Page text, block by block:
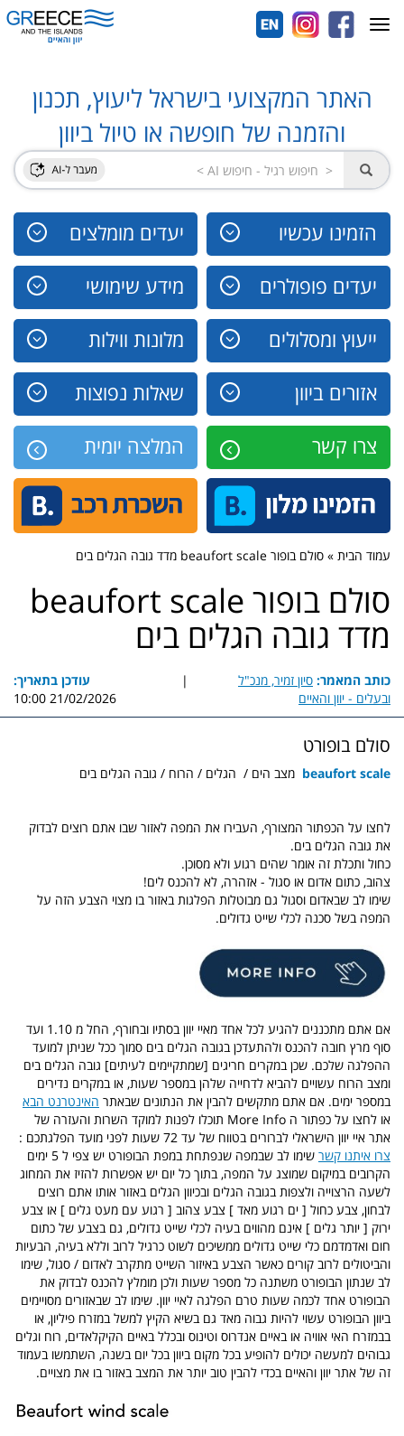
האתר המקצועי בישראל ליעוץ, תכנון
והזמנה של חופשה או טיול ביוון
הזמינו עכשיו יעדים מומלצים
יעדים פופולרים מידע שימושי
ייעוץ ומסלולים מלונות ווילות
אזורים ביוון שאלות נפוצות
צרו קשר המלצה יומית
Toggle
navigation
עמוד הבית » סולם בופור beaufort scale מדד גובה הגלים בים
סולם בופור beaufort scale
מדד גובה הגלים בים
כותב המאמר: סיון זמיר, מנכ"ל
ובעלים - יוון והאיים
|
עודכן בתאריך:
21/02/2026 10:00
סולם בופורט
beaufort scale מצב הים / הגלים / הרוח / גובה הגלים בים
לחצו על הכפתור המצורף, העבירו את המפה לאזור שבו אתם רוצים לבדוק
את גובה הגלים בים.
כחול ותכלת זה אומר שהים רגוע ולא מסוכן.
צהוב, כתום אדום או סגול - אזהרה, לא להכנס לים!
שימו לב שבאדום וסגול גם מבוטלות הפלגות באזור בו מצוי הצבע הזה על
המפה בשל סכנה לכלי שייט גדולים.
אם אתם מתכננים להגיע לכל אחד מאיי יוון בסתיו ובחורף, החל מ 1.10 ועד
סוף מרץ חובה להכנס ולהתעדכן בגובה הגלים בים סמוך ככל שניתן למועד
ההפלגה שלכם. שכן במקרים חריגים [שמתקיימים לעיתים] גובה הגלים בים
ומצב הרוח עשויים להביא לדחייה שלהן במספר שעות, או במקרים נדירים
במספר ימים. אם אתם מתקשים להבין את הנתונים שבאתר האינטרנט הבא
או לחצו על כפתור ה More Info תוכלו לפנות למוקד השרות והעזרה של
אתר איי יוון הישראלי לברורים בטווח של עד 72 שעות לפני מועד הפלגתכם :
צרו איתנו קשר
שימו לב שבמפה שנפתחת במפת הבופורט יש צפי ל 5 ימים
הקרובים במיקום שמוצג על המפה, בתוך כל יום יש אפשרות להזיז את המחוג
לשעה הרצוייה ולצפות בגובה הגלים ובכיוון הגלים באזור אותו אתם רוצים
לבחון, צבע כחול [ ים רגוע מאד ] צבע צהוב [ רגוע עם מעט גלים ] או צבע
ירוק [ יותר גלים ] אינם מהווים בעיה לכלי שייט גדולים, גם בצבע של כתום
חום ואדמדמם כלי שייט גדולים ממשיכים לשוט כרגיל לרוב וללא בעיה, הבעיות
והביטולים לרוב קורים כאשר הצבע באיזור השייט מתקרב לאדום / סגול, שימו
לב שנתון הבופורט משתנה כל מספר שעות ולכן מומלץ להכנס לבדוק את
הבופורט אחד לכמה שעות טרם הפלגה לאיי יוון. שימו לב שבאזורים מסויימים
ביוון הבופורט עשוי להיות גבוה מאד גם בשיא הקיץ למשל במזרח פיליון, או
בבמזרח האי אוויה או באיים אנדרוס וטינוס ובכלל באיים הקיקלאדים, רוח וגלים
גבוהים למעשה יכולים להופיע בכל מקום ביוון בכל יום בשנה, השתמשו בעמוד
זה של אתר יוון והאיים בכדי להבין טוב יותר את המצב באזור בו את מצויים.